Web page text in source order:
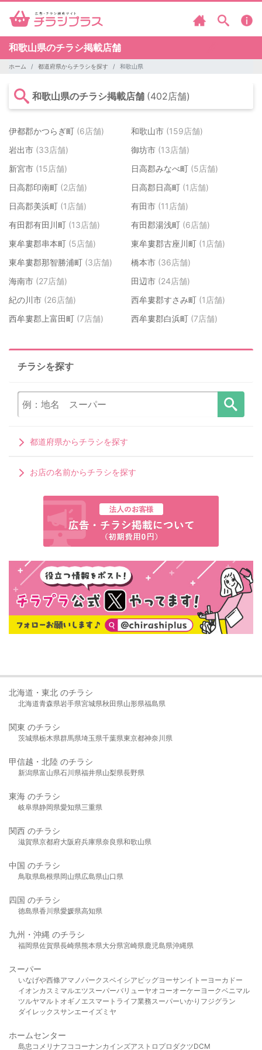
和歌山県のチラシ掲載店舗
ホーム 都道府県からチラシを探す 和歌山県
和歌山県のチラシ掲載店舗 (402店舗)
伊都郡かつらぎ町 (6店舗) 和歌山市 (159店舗)
岩出市 (33店舗) 御坊市 (13店舗)
新宮市 (15店舗) 日高郡みなべ町 (5店舗)
日高郡印南町 (2店舗) 日高郡日高町 (1店舗)
日高郡美浜町 (1店舗) 有田市 (11店舗)
有田郡有田川町 (13店舗) 有田郡湯浅町 (6店舗)
東牟婁郡串本町 (5店舗) 東牟婁郡古座川町 (1店舗)
東牟婁郡那智勝浦町 (3店舗) 橋本市 (36店舗)
海南市 (27店舗) 田辺市 (24店舗)
紀の川市 (26店舗) 西牟婁郡すさみ町 (1店舗)
西牟婁郡上富田町 (7店舗) 西牟婁郡白浜町 (7店舗)
チラシを探す
都道府県からチラシを探す
お店の名前からチラシを探す
北海道・東北 のチラシ
北海道青森県岩手県宮城県秋田県山形県福島県
関東 のチラシ
茨城県栃木県群馬県埼玉県千葉県東京都神奈川県
甲信越・北陸 のチラシ
新潟県富山県石川県福井県山梨県長野県
東海 のチラシ
岐阜県静岡県愛知県三重県
関西 のチラシ
滋賀県京都府大阪府兵庫県奈良県和歌山県
中国 のチラシ
鳥取県島根県岡山県広島県山口県
四国 のチラシ
徳島県香川県愛媛県高知県
九州・沖縄 のチラシ
福岡県佐賀県長崎県熊本県大分県宮崎県鹿児島県沖縄県
スーパー
いなげや西條アマノパークスベイシア ビッグヨーサンイトーヨーカドー
イオンカスミ マルエツスーパーバリューヤオコーオーケー ヨークベニマル
ツルヤマルト オギノ エスマート ライフ業務スーパーいかり フジグラン
ダイレックスサンエーイズミヤ
ホームセンター
島忠 コメリ ナフコ コーナンカインズアストロプロダクツDCM